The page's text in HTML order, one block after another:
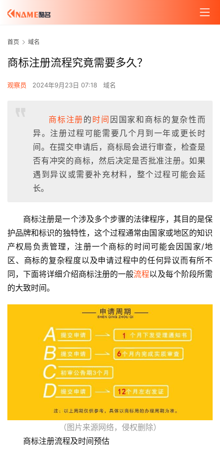
首页 域名
商标注册流程究竟需要多久？
观察员 2024年9月23日 07:18 域名
商标注册的 时间 因国家和商标的复杂性而
异。注册过程可能需要几个月到一年或更长时
间。在提交申请后，商标局会进行审查，检查是
否有冲突的商标，然后决定是否批准注册。如果
遇到异议或需要补充材料，整个过程可能会延
长。
商标注册是一个涉及多个步骤的法律程序，其目的是保
护品牌和标识的独特性，这个过程通常由国家或地区的知识
产权局负责管理，注册一个商标的时间可能会因国家/地
区、商标的复杂程度以及申请过程中的任何异议而有所不
同，下面将详细介绍商标注册的一般流程以及每个阶段所需
的大致时间。
（图片来源网络，侵权删除）
商标注册流程及时间预估